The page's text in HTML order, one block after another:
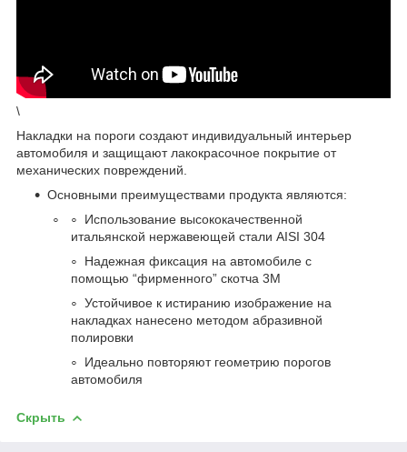
\
Накладки на пороги создают индивидуальный интерьер
автомобиля и защищают лакокрасочное покрытие от
механических повреждений.
Основными преимуществами продукта являются:
Использование высококачественной
итальянской нержавеющей стали AISI 304
Надежная фиксация на автомобиле с
помощью “фирменного” скотча 3М
Устойчивое к истиранию изображение на
накладках нанесено методом абразивной
полировки
Идеально повторяют геометрию порогов
автомобиля
Скрыть